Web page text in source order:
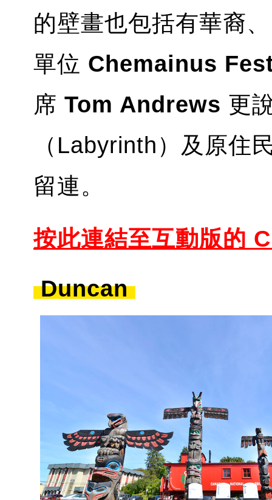
的壁畫也包括有華裔
單位 Chemainus
席 Tom Andrews 更
（Labyrinth）及原住
留連。
按此連結至互動版的
Duncan